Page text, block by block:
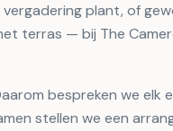
plant, of
terras — bij The
bespreken we elk
stellen we een